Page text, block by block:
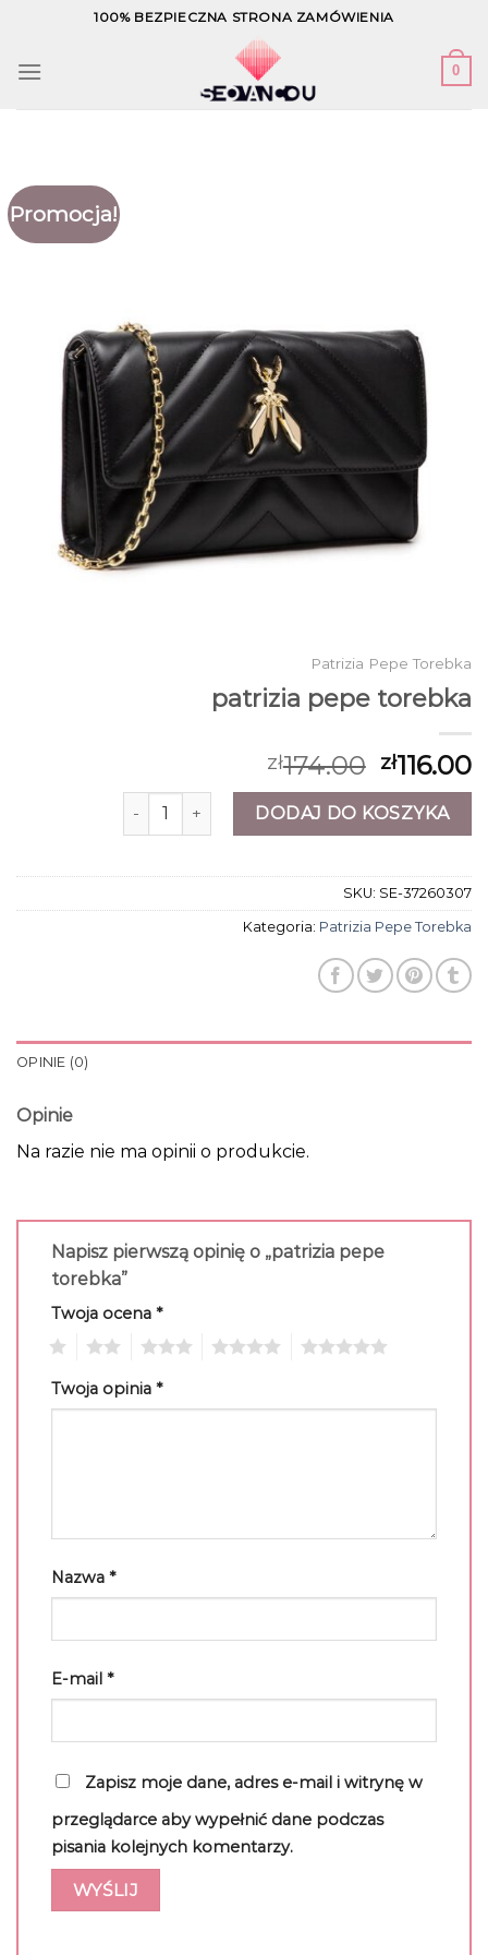
content
100% BEZPIECZNA STRONA ZAMÓWIENIA
0
Promocja!
Patrizia Pepe Torebka
patrizia pepe torebka
zł174.00 zł116.00
ilość patrizia pepe torebkaDODAJ DO KOSZYKA
SKU: SE-37260307
Kategoria: Patrizia Pepe Torebka
OPINIE (0)
Opinie
Na razie nie ma opinii o produkcie.
Napisz pierwszą opinię o „patrizia pepe
torebka”
Twoja ocena *
Twoja opinia *
Nazwa *
E-mail *
Zapisz moje dane, adres e-mail i witrynę w
przeglądarce aby wypełnić dane podczas
pisania kolejnych komentarzy.